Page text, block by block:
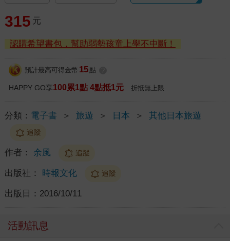
315 元
認購希望書包，幫助弱勢孩童上學不中斷！
預計最高可得金幣 15 點
HAPPY GO享100累1點 4點抵1元 折抵無上限
分類： 電子書 ＞ 旅遊 ＞ 日本 ＞ 其他日本旅遊
追蹤
作者： 余風 追蹤
出版社： 時報文化 追蹤
出版日： 2016/10/11
活動訊息